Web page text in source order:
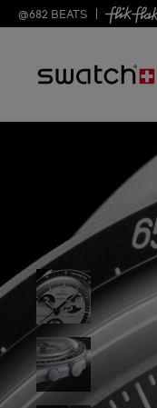
@682 BEATS